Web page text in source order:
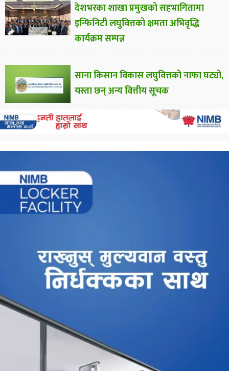
देशभरका शाखा प्रमुखको सहभागितामा
इन्फिनिटी लघुवित्तको क्षमता अभिवृद्धि
कार्यक्रम सम्पन्न
साना किसान विकास लघुवित्तको नाफा घट्यो,
यस्ता छन् अन्य वित्तीय सूचक